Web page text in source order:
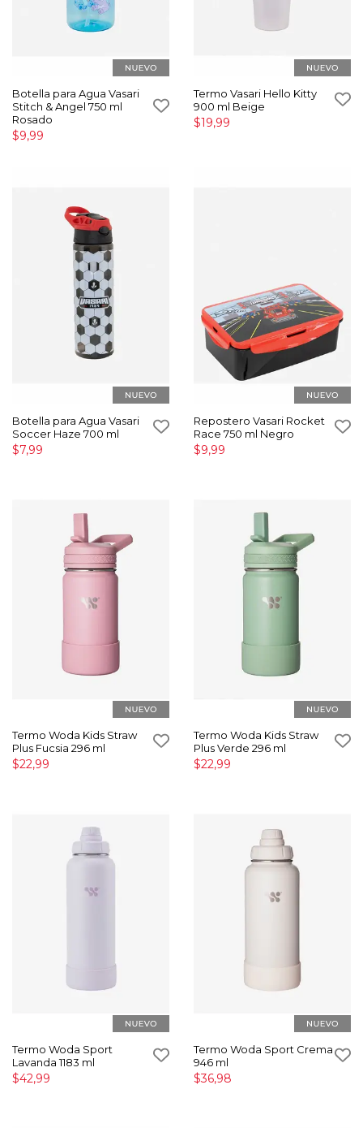
Botella para Agua Vasari
Stitch & Angel 750 ml
Rosado
$9,99
Termo Vasari Hello Kitty
900 ml Beige
$19,99
Botella para Agua Vasari
Soccer Haze 700 ml
$7,99
Repostero Vasari Rocket
Race 750 ml Negro
$9,99
Termo Woda Kids Straw
Plus Fucsia 296 ml
$22,99
Termo Woda Kids Straw
Plus Verde 296 ml
$22,99
Termo Woda Sport
Lavanda 1183 ml
$42,99
Termo Woda Sport Crema
946 ml
$36,98